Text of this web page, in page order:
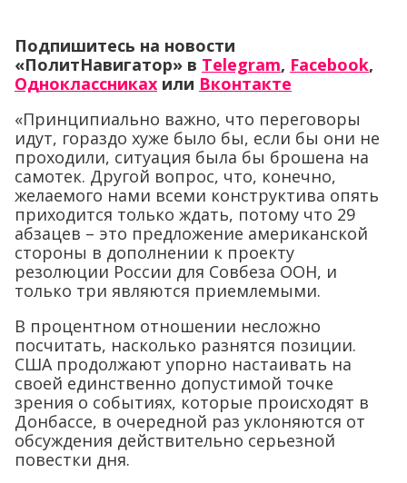
Подпишитесь на новости
«ПолитНавигатор» в Telegram, Facebook,
Одноклассниках или Вконтакте
«Принципиально важно, что переговоры
идут, гораздо хуже было бы, если бы они не
проходили, ситуация была бы брошена на
самотек. Другой вопрос, что, конечно,
желаемого нами всеми конструктива опять
приходится только ждать, потому что 29
абзацев – это предложение американской
стороны в дополнении к проекту
резолюции России для Совбеза ООН, и
только три являются приемлемыми.
В процентном отношении несложно
посчитать, насколько разнятся позиции.
США продолжают упорно настаивать на
своей единственно допустимой точке
зрения о событиях, которые происходят в
Донбассе, в очередной раз уклоняются от
обсуждения действительно серьезной
повестки дня.